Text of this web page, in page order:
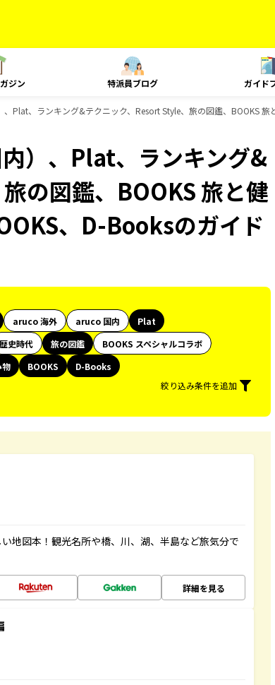
ジン 特派員ブログ ガイド
Plat、ランキング&テクニック、Resort Style、旅の図鑑、BOOKS
）、Plat、ランキング&
の図鑑、BOOKS 旅と健
、D-Booksのガイド
aruco 海外 aruco 国内
Plat
歴史時代 旅の図鑑
BOOKS スペシャルコラボ
物 BOOKS
D-Books
絞り込み条件を追加
地図本！観光名所や橋、川、湖、半島など旅気分で
詳細を見る